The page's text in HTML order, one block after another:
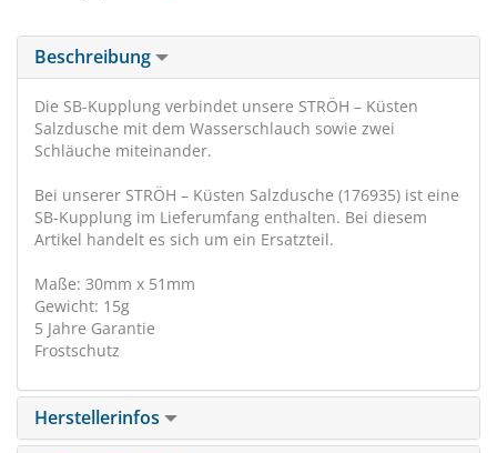
Beschreibung
Die SB-Kupplung verbindet unsere STRÖH – Küsten
Salzdusche mit dem Wasserschlauch sowie zwei
Schläuche miteinander.
Bei unserer STRÖH – Küsten Salzdusche (176935) ist eine
SB-Kupplung im Lieferumfang enthalten. Bei diesem
Artikel handelt es sich um ein Ersatzteil.
Maße: 30mm x 51mm
Gewicht: 15g
5 Jahre Garantie
Frostschutz
Herstellerinfos